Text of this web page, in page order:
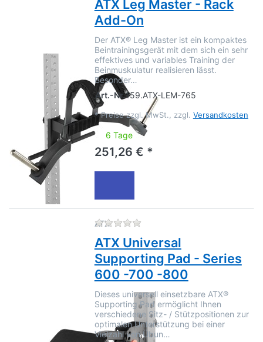
ATX Leg Master - Rack
Add-On
Der ATX® Leg Master ist ein kompaktes
Beintrainingsgerät mit dem sich ein sehr
effektives und variables Training der
Beinmuskulatur realisieren lässt.
Besonder…
Art.-Nr.159.ATX-LEM-765
* Preise zzgl. MwSt., zzgl. Versandkosten
6 Tage
251,26 € *
ATX Zu diesem Produkt liegen
ATX Universal
Supporting Pad - Series
600 -700 -800
Dieses universell einsetzbare ATX®
Supporting Pad ermöglicht Ihnen
verschiedene Sitz- / Stützpositionen zur
optimalen Unterstützung bei einer
Vielzahl von Übun…